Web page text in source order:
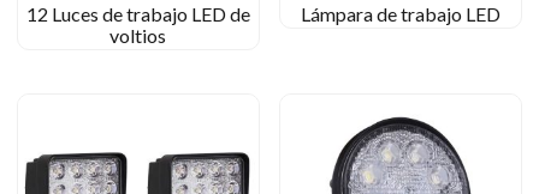
12 Luces de trabajo LED de
voltios
Lámpara de trabajo LED